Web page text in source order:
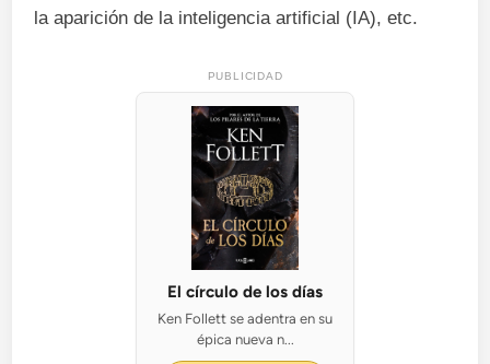
la aparición de la inteligencia artificial (IA), etc.
PUBLICIDAD
El círculo de los días
Ken Follett se adentra en su
épica nueva n...